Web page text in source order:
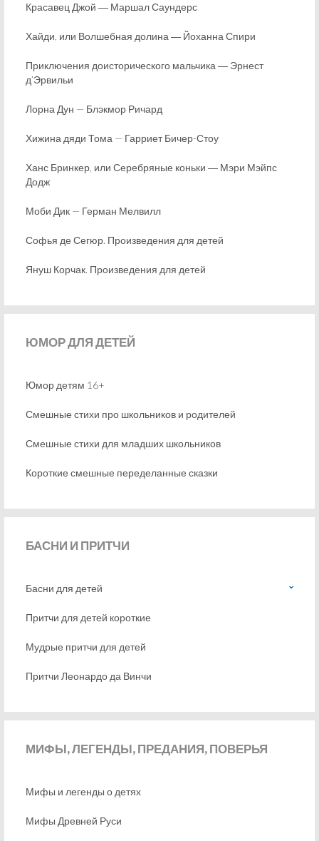
Красавец Джой ― Маршал Саундерс
Хайди, или Волшебная долина ― Йоханна Спири
Приключения доисторического мальчика ― Эрнест
д’Эрвильи
Лорна Дун — Блэкмор Ричард
Хижина дяди Тома — Гарриет Бичер-Стоу
Ханс Бринкер, или Серебряные коньки ― Мэри Мэйпс
Додж
Моби Дик — Герман Мелвилл
Софья де Сегюр. Произведения для детей
Януш Корчак. Произведения для детей
ЮМОРДЛЯ ДЕТЕЙ
Юмор детям 16+
Смешные стихи про школьников и родителей
Смешные стихи для младших школьников
Короткие смешные переделанные сказки
БАСНИ И ПРИТЧИ
Басни для детей
Притчи для детей короткие
Мудрые притчи для детей
Притчи Леонардо да Винчи
МИФЫ,ЛЕГЕНДЫ, ПРЕДАНИЯ, ПОВЕРЬЯ
Мифы и легенды о детях
Мифы Древней Руси